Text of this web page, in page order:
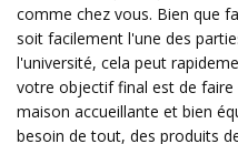
comme chez vous. Bien que
soit facilement l'une des
l'université, cela peut
votre objectif final est de faire
maison accueillante et bien
besoin de tout, des produits